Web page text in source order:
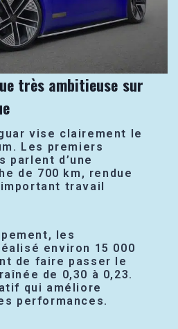
très ambitieuse sur
vise clairement le
Les premiers
parlent d’une
de 700 km, rendue
travail
les
environ 15 000
de faire passer le
de 0,30 à 0,23.
qui améliore
performances.